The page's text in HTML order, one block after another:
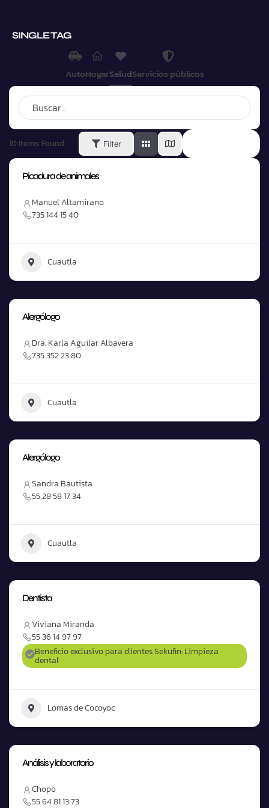
SINGLE TAG
AutoHogarSaludServicios públicos
10 Items Found Filter
Picadura de animales
Manuel Altamirano
735 144 15 40
Cuautla
Alergólogo
Dra. Karla Aguilar Albavera
735 352 23 80
Cuautla
Alergólogo
Sandra Bautista
55 28 58 17 34
Cuautla
Dentista
Viviana Miranda
55 36 14 97 97
Beneficio exclusivo para clientes Sekufin: Limpieza
dental
Lomas de Cocoyoc
Análisis y laboratorio
Chopo
55 64 81 13 73